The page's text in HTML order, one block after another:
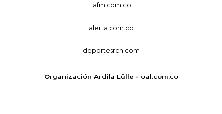
lafm.com.co
alerta.com.co
deportesrcn.com
Organización Ardila Lülle - oal.com.co